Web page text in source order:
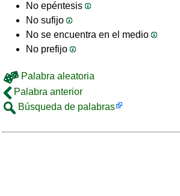
No epéntesis
No sufijo
No se encuentra en el medio
No prefijo
Palabra aleatoria
Palabra anterior
Búsqueda de palabras